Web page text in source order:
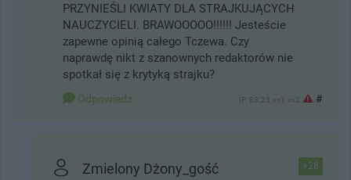
PRZYNIEŚLI KWIATY DLA STRAJKUJĄCYCH
NAUCZYCIELI. BRAWOOOOO!!!!!! Jesteście
zapewne opinią całego Tczewa. Czy
naprawdę nikt z szanownych redaktorów nie
spotkał się z krytyką strajku?
Odpowiedz IP: 83.25.xx1.xx2 #
+28
Zmielony Dżony_gość